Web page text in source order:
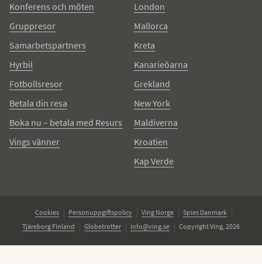
Konferens och möten
Gruppresor
Samarbetspartners
Hyrbil
Fotbollsresor
Betala din resa
Boka nu – betala med Resurs
Vings vänner
London
Mallorca
Kreta
Kanarieöarna
Grekland
New York
Maldiverna
Kroatien
Kap Verde
Cookies Personuppgiftspolicy Ving Norge
Spies Danmark
Tjäreborg Finland
Globetrotter info@ving.se Copyright Ving, 2026